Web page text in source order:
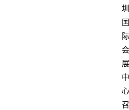
圳
国
际
会
展
中
心
召